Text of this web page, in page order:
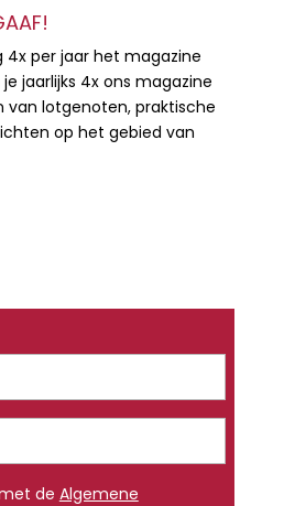
per jaar het magazine
je jaarlijks 4x ons magazine
van lotgenoten, praktische
op het gebied van
de Algemene